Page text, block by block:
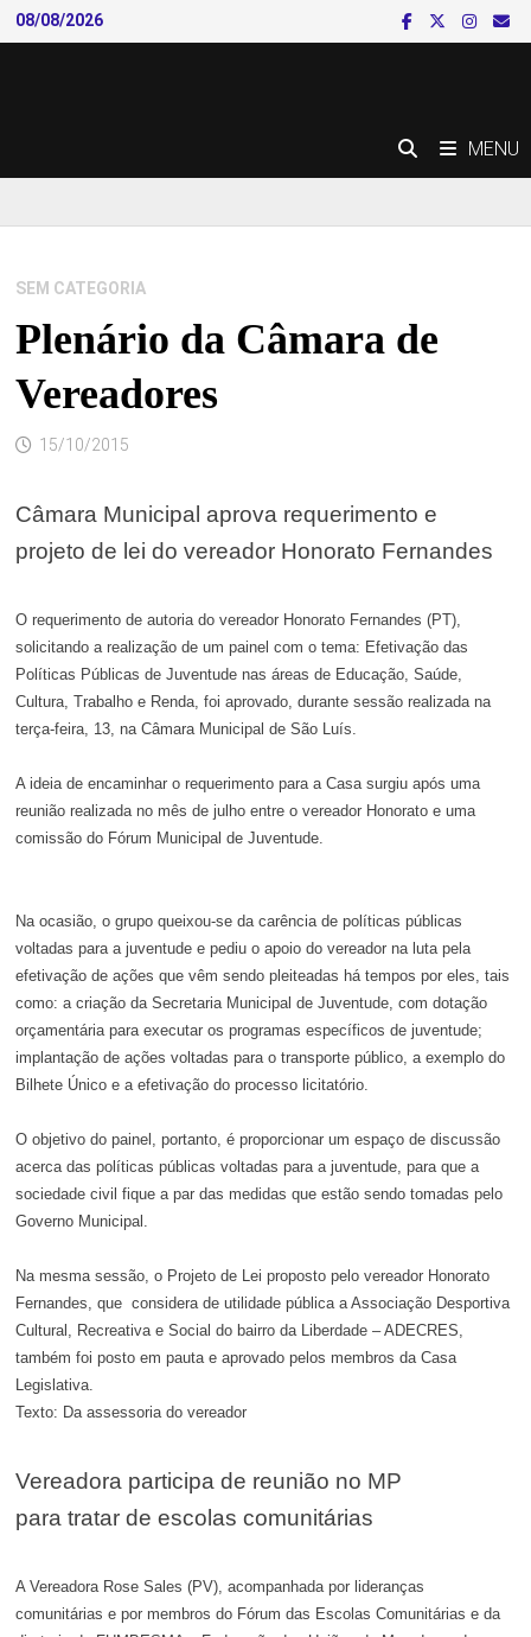
Skip
to
08/08/2026
MENU
SEM CATEGORIA
Plenário da Câmara de
Vereadores
15/10/2015
Câmara Municipal aprova requerimento e
projeto de lei do vereador Honorato Fernandes
O requerimento de autoria do vereador Honorato Fernandes (PT),
solicitando a realização de um painel com o tema: Efetivação das
Políticas Públicas de Juventude nas áreas de Educação, Saúde,
Cultura, Trabalho e Renda, foi aprovado, durante sessão realizada na
terça-feira, 13, na Câmara Municipal de São Luís.
A ideia de encaminhar o requerimento para a Casa surgiu após uma
reunião realizada no mês de julho entre o vereador Honorato e uma
comissão do Fórum Municipal de Juventude.
Na ocasião, o grupo queixou-se da carência de políticas públicas
voltadas para a juventude e pediu o apoio do vereador na luta pela
efetivação de ações que vêm sendo pleiteadas há tempos por eles, tais
como: a criação da Secretaria Municipal de Juventude, com dotação
orçamentária para executar os programas específicos de juventude;
implantação de ações voltadas para o transporte público, a exemplo do
Bilhete Único e a efetivação do processo licitatório.
O objetivo do painel, portanto, é proporcionar um espaço de discussão
acerca das políticas públicas voltadas para a juventude, para que a
sociedade civil fique a par das medidas que estão sendo tomadas pelo
Governo Municipal.
Na mesma sessão, o Projeto de Lei proposto pelo vereador Honorato
Fernandes, que considera de utilidade pública a Associação Desportiva
Cultural, Recreativa e Social do bairro da Liberdade – ADECRES,
também foi posto em pauta e aprovado pelos membros da Casa
Legislativa.
Texto: Da assessoria do vereador
Vereadora participa de reunião no MP
para tratar de escolas comunitárias
A Vereadora Rose Sales (PV), acompanhada por lideranças
comunitárias e por membros do Fórum das Escolas Comunitárias e da